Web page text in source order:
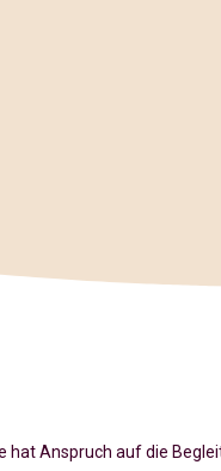
hat Anspruch auf die